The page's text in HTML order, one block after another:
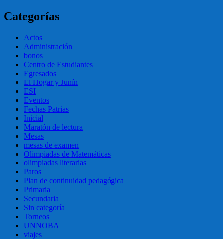
Categorías
Actos
Administración
bonos
Centro de Estudiantes
Egresados
El Hogar y Junín
ESI
Eventos
Fechas Patrias
Inicial
Maratón de lectura
Mesas
mesas de examen
Olimpiadas de Matemáticas
olimpiadas literarias
Paros
Plan de continuidad pedagógica
Primaria
Secundaria
Sin categoría
Torneos
UNNOBA
viajes